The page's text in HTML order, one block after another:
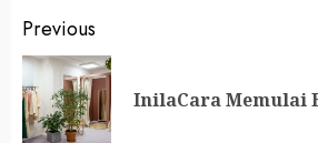
Continue
Reading
Previous
InilaCara Memulai